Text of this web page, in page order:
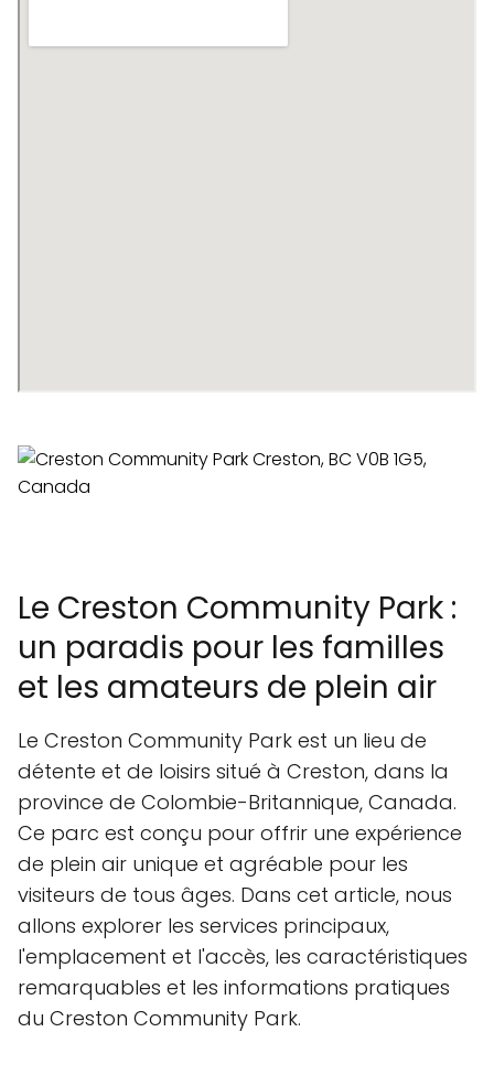
Le Creston Community Park :
un paradis pour les familles
et les amateurs de plein air
Le Creston Community Park est un lieu de
détente et de loisirs situé à Creston, dans la
province de Colombie-Britannique, Canada.
Ce parc est conçu pour offrir une expérience
de plein air unique et agréable pour les
visiteurs de tous âges. Dans cet article, nous
allons explorer les services principaux,
l'emplacement et l'accès, les caractéristiques
remarquables et les informations pratiques
du Creston Community Park.